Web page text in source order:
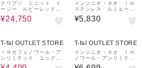
クリプソ ミニット イ
ージー ルビーレッド
６Ｌ ガラスぶた付＊
¥24,750
インジニオ・ネオ ＩＨ
ステンレス ルミエー
ル フライパン２２㎝
¥5,830
T-fal OUTLET STORE
ＩＨカフェノワール・ア
ンリミテッド エッグロ
ースター １４ｘ１８ｃ
T-fal OUTLET STORE
インジニオ・ネオ ＩＨ
ノワール・アンリミテッ
ド フライパン２２㎝